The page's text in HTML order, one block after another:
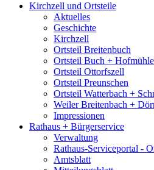
Kirchzell und Ortsteile
Aktuelles
Geschichte
Kirchzell
Ortsteil Breitenbuch
Ortsteil Buch + Hofmühle
Ortsteil Ottorfszell
Ortsteil Preunschen
Ortsteil Watterbach +
Weiler Breitenbach +
Impressionen
Rathaus + Bürgerservice
Verwaltung
Rathaus-Serviceportal -
Amtsblatt